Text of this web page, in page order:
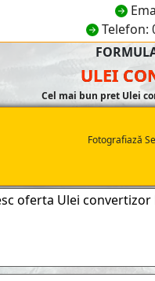
Telefon:
ULEI
Cel mai bun pret Ulei
Fotografiază